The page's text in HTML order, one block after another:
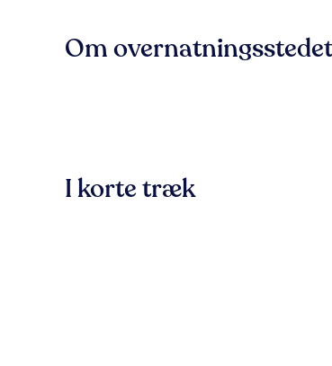
Om overnatningsstedet
I korte træk